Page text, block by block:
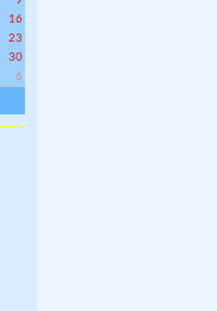
16
23
30
6